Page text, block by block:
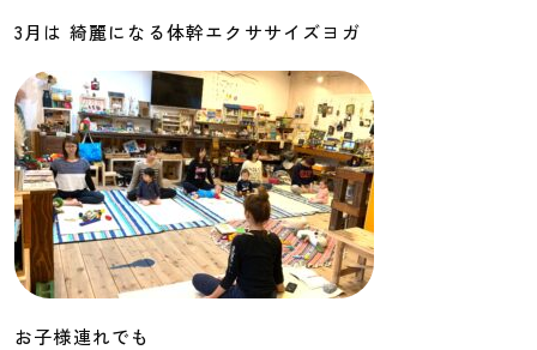
3月は 綺麗になる体幹エクササイズヨガ
お子様連れでも